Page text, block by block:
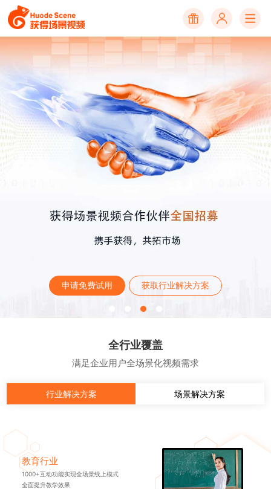
申请免费试用 获取行业解决方案
全行业覆盖
满足企业用户全场景化视频需求
行业解决方案 场景解决方案
教育行业
1000+互动功能实现全场景线上模式
全面提升教学效果